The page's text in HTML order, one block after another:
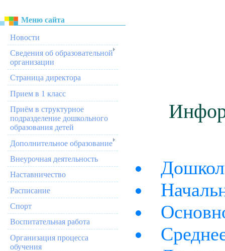
Меню сайта
Новости
Сведения об образовательной
организации
Страница директора
Прием в 1 класс
Приём в структурное
подразделение дошкольного
образования детей
Дополнительное образование
Внеурочная деятельность
Наставничество
Расписание
Спорт
Воспитательная работа
Организация процесса
обучения